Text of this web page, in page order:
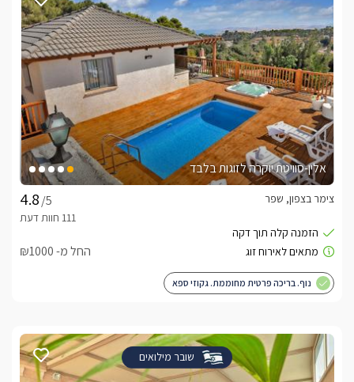
אלין-סוויטת יוקרה לזוגות בלבד
/5
צימר בצפון, שפר
החל מ- ₪1000
נוף. בריכה פרטית מחוממת. גקוזי ספא
שובר מילואים